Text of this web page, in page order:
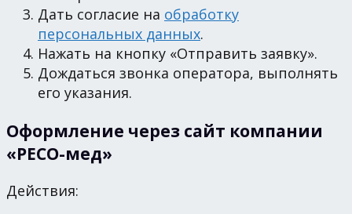
Дать согласие на обработку
персональных данных.
Нажать на кнопку «Отправить заявку».
Дождаться звонка оператора, выполнять
его указания.
Оформление через сайт компании
«РЕСО-мед»
Действия: